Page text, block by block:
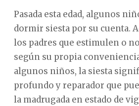
Pasada esta edad, algunos
dormir siesta por su cuenta.
los padres que estimulen o
según su propia
algunos niños, la siesta
profundo y reparador que
la madrugada en estado de